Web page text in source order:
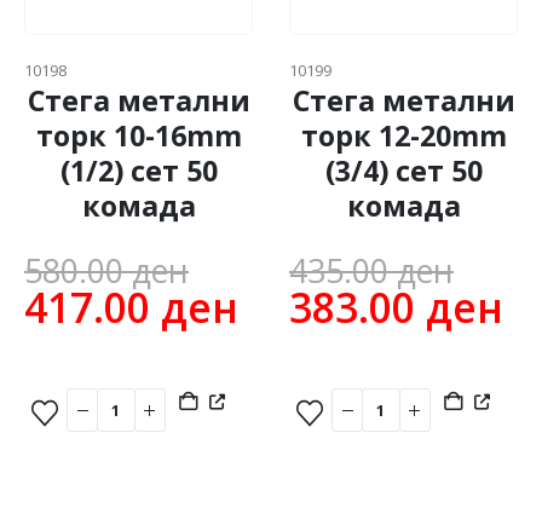
10198
Стега метални
торк 10-16mm
(1/2) сет 50
комада
580.00ден Original
price
580.00 ден.
417.00 ден Current
417.00 ден.
10199
Стега метални
торк 12-20mm
(3/4) сет 50
комада
435.00ден
383.00 ден